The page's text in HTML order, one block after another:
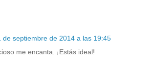
de septiembre de 2014 a las 19:45
me encanta. ¡Estás ideal!